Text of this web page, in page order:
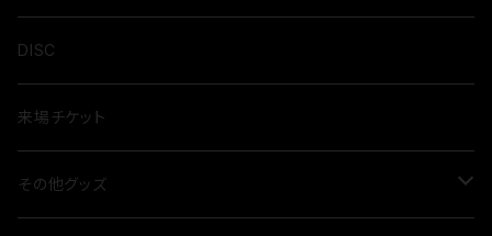
Tシャツ
DISC
来場チケット
その他グッズ